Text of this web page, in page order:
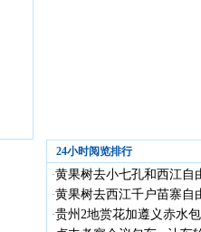
24小时阅览排行
·黄果树去小七孔和西江自
·黄果树去西江千户苗寨自
·贵州2地赏花加遵义赤水包